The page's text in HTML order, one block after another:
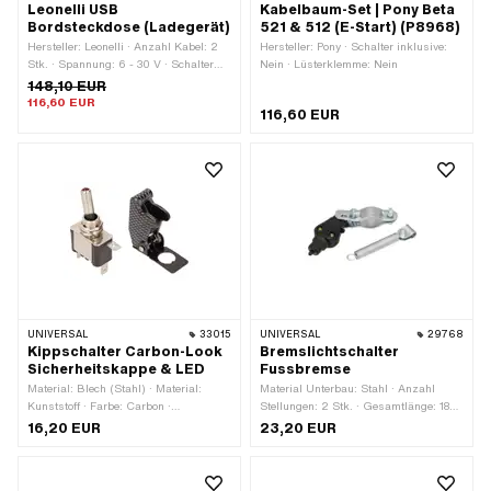
Leonelli USB
Bordsteckdose (Ladegerät)
Hersteller: Leonelli · Anzahl Kabel: 2
Stk. · Spannung: 6 - 30 V · Schalter
inklusive: Nein · Ø Aufnahme: 22 mm
· Stromstärke: 1500 mA
148,10 EUR
116,60 EUR
Kabelbaum-Set | Pony Beta
521 & 512 (E-Start) (P8968)
Hersteller: Pony · Schalter inklusive:
Nein · Lüsterklemme: Nein
116,60 EUR
UNIVERSAL 33015
Kippschalter Carbon-Look
Sicherheitskappe & LED
Material: Blech (Stahl) · Material:
Kunststoff · Farbe: Carbon ·
Funktionen: Motor-Stopp · Anzahl
Stellungen: 2 Stk. · Anzahl Kabel: 3
Gesamtlänge: 50 mm · Breite: 18.5
16,20 EUR
UNIVERSAL 29768
Bremslichtschalter
Fussbremse
Material Unterbau: Stahl · Anzahl
Stellungen: 2 Stk. · Gesamtlänge: 185
mm · Ø Befestigungsloch: 15 - 25 mm
23,20 EUR